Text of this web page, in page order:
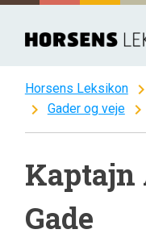
Spring
indhold
Horsens Leksikon chevron_right
chevron_right Gader og veje chevron_right
Kaptajn
Gade